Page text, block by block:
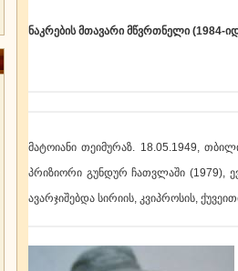
ნაკრების მთავარი მწვრთნელი
მატოიანი თეიმურაზ. 18.05.1949,
პრიზიორი გუნდურ ჩათვლაში (1979),
ავარჯიშებდა სირიის, კვიპროსის,